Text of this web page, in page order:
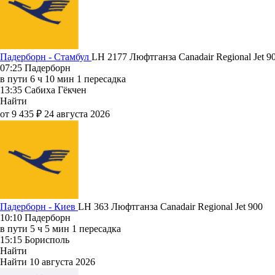
Падерборн - Стамбул LH 2177 Люфтганза Canadair Regional Jet
07:25 Падерборн
в пути 6 ч 10 мин 1 пересадка
13:35 Сабиха Гёкчен
Найти
от 9 435 ₽ 24 августа 2026
Падерборн - Киев LH 363 Люфтганза Canadair Regional Jet 900
10:10 Падерборн
в пути 5 ч 5 мин 1 пересадка
15:15 Борисполь
Найти
Найти 10 августа 2026